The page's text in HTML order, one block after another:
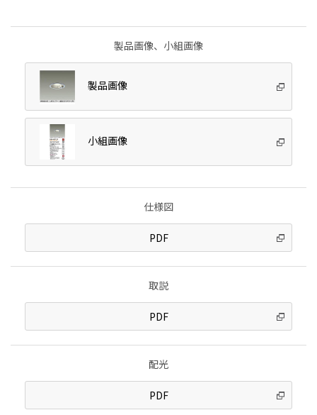
製品画像、小組画像
製品画像
小組画像
仕様図
PDF
取説
PDF
配光
PDF